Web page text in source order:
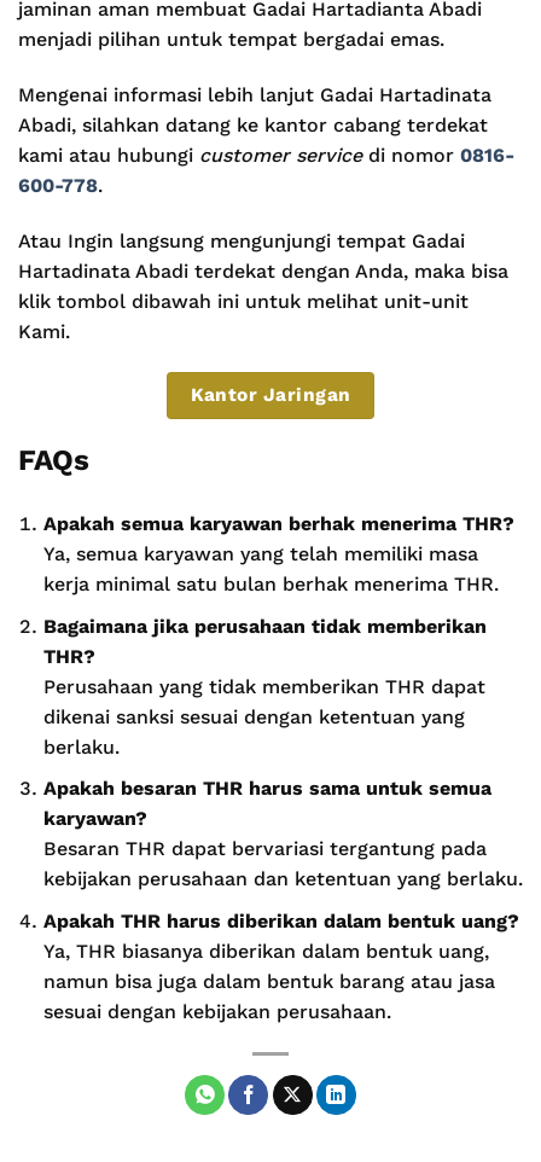
jaminan aman membuat Gadai Hartadianta Abadi
menjadi pilihan untuk tempat bergadai emas.
Mengenai informasi lebih lanjut Gadai Hartadinata
Abadi, silahkan datang ke kantor cabang terdekat
kami atau hubungi customer servicedi nomor 0816-
600-778.
Atau Ingin langsung mengunjungi tempat Gadai
Hartadinata Abadi terdekat dengan Anda, maka bisa
klik tombol dibawah ini untuk melihat unit-unit
Kami.
Kantor Jaringan
FAQs
Apakah semua karyawan berhak menerima THR?
Ya, semua karyawan yang telah memiliki masa
kerja minimal satu bulan berhak menerima THR.
Bagaimana jika perusahaan tidak memberikan
THR?
Perusahaan yang tidak memberikan THR dapat
dikenai sanksi sesuai dengan ketentuan yang
berlaku.
Apakah besaran THR harus sama untuk semua
karyawan?
Besaran THR dapat bervariasi tergantung pada
kebijakan perusahaan dan ketentuan yang berlaku.
Apakah THR harus diberikan dalam bentuk uang?
Ya, THR biasanya diberikan dalam bentuk uang,
namun bisa juga dalam bentuk barang atau jasa
sesuai dengan kebijakan perusahaan.